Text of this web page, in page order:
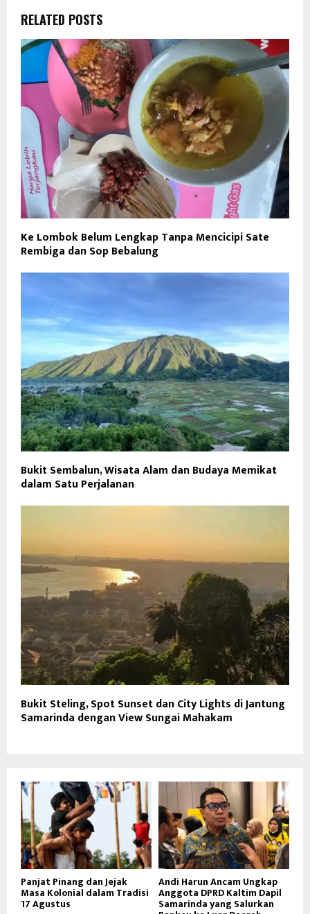
RELATED POSTS
Ke Lombok Belum Lengkap Tanpa Mencicipi Sate
Rembiga dan Sop Bebalung
Bukit Sembalun, Wisata Alam dan Budaya Memikat
dalam Satu Perjalanan
Bukit Steling, Spot Sunset dan City Lights di Jantung
Samarinda dengan View Sungai Mahakam
Panjat Pinang dan Jejak
Masa Kolonial dalam Tradisi
17 Agustus
Andi Harun Ancam Ungkap
Anggota DPRD Kaltim Dapil
Samarinda yang Salurkan